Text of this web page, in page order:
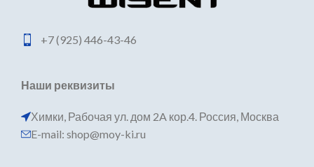
+7 (925) 446-43-46
Наши реквизиты
Химки, Рабочая ул. дом 2A кор.4. Россия, Москва
E-mail: shop@moy-ki.ru